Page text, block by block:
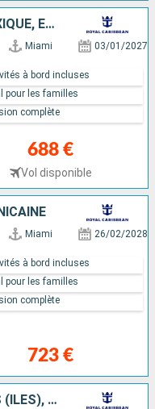
BAHAMAS, CAÏMANS (ÎLES), MEXIQUE, ÉTATS-UNIS
Miami 03/01/2027
688 €
Vol disponible
à bord incluses
pour les familles
complète
Miami 26/02/2028
723 €
à bord incluses
pour les familles
complète
BAHAMAS, JAMAÏQUE, CAÏMANS (ÎLES), ÉTATS-UNIS